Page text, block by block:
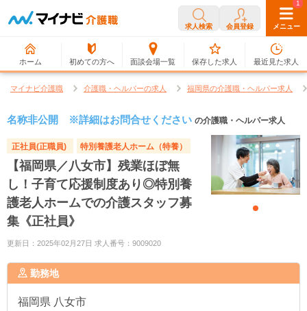
求人検索 会員登録 メニュー
ホーム 初めての方へ 面談会場一覧
0
保存した求人
1
最近見た求人
マイナビ介護職 介護職・ヘルパーの求人 福岡県の介護職・ヘルパー求人
名称非公開 ※詳細はお問合せください の介護職・ヘルパー求人
正社員(正職員) 特別養護老人ホーム（特養）
【福岡県／八女市】残業ほぼ無
し！子育て応援制度あり◎特別養
護老人ホームでの介護スタッフ募
集《正社員》
更新日：2025年02月27日 求人番号：9009020
勤務地
福岡県 八女市